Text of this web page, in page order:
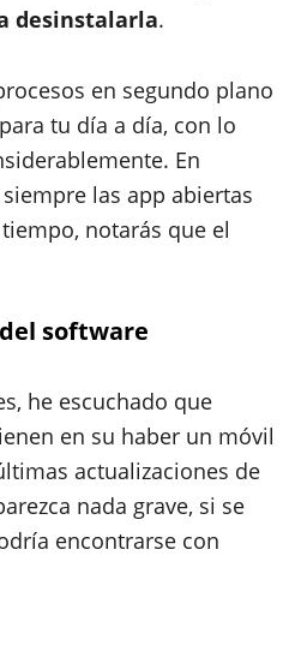
desinstalarla.
en segundo plano
tu día a día, con lo
En
las app abiertas
notarás que el
software
he escuchado que
en su haber un móvil
actualizaciones de
nada grave, si se
encontrarse con